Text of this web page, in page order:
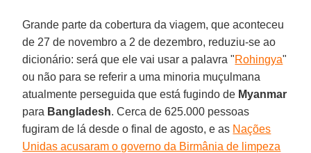
Grande parte da cobertura da viagem, que aconteceu
de 27 de novembro a 2 de dezembro, reduziu-se ao
dicionário: será que ele vai usar a palavra "Rohingya"
ou não para se referir a uma minoria muçulmana
atualmente perseguida que está fugindo de Myanmar
para Bangladesh. Cerca de 625.000 pessoas
fugiram de lá desde o final de agosto, e as Nações
Unidas acusaram o governo da Birmânia de limpeza